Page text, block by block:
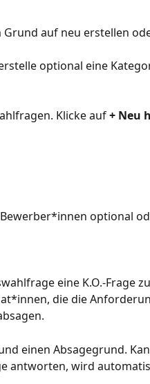
Grund auf neu erstellen
optional eine
Klicke auf + Neu
optional
eine K.O.-Frage
die die
einen Absagegrund.
antworten, wird